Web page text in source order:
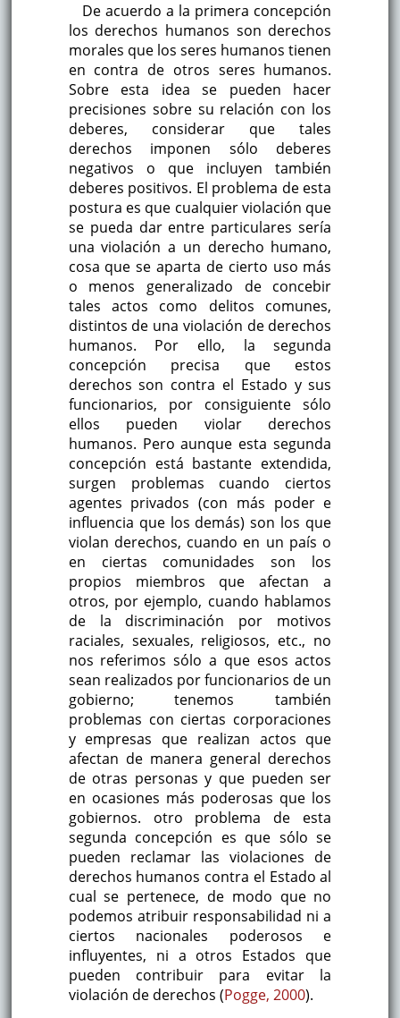
De acuerdo a la primera concepción
los derechos humanos son derechos
morales que los seres humanos tienen
en contra de otros seres humanos.
Sobre esta idea se pueden hacer
precisiones sobre su relación con los
deberes, considerar que tales
derechos imponen sólo deberes
negativos o que incluyen también
deberes positivos. El problema de esta
postura es que cualquier violación que
se pueda dar entre particulares sería
una violación a un derecho humano,
cosa que se aparta de cierto uso más
o menos generalizado de concebir
tales actos como delitos comunes,
distintos de una violación de derechos
humanos. Por ello, la segunda
concepción precisa que estos
derechos son contra el Estado y sus
funcionarios, por consiguiente sólo
ellos pueden violar derechos
humanos. Pero aunque esta segunda
concepción está bastante extendida,
surgen problemas cuando ciertos
agentes privados (con más poder e
influencia que los demás) son los que
violan derechos, cuando en un país o
en ciertas comunidades son los
propios miembros que afectan a
otros, por ejemplo, cuando hablamos
de la discriminación por motivos
raciales, sexuales, religiosos, etc., no
nos referimos sólo a que esos actos
sean realizados por funcionarios de un
gobierno; tenemos también
problemas con ciertas corporaciones
y empresas que realizan actos que
afectan de manera general derechos
de otras personas y que pueden ser
en ocasiones más poderosas que los
gobiernos. otro problema de esta
segunda concepción es que sólo se
pueden reclamar las violaciones de
derechos humanos contra el Estado al
cual se pertenece, de modo que no
podemos atribuir responsabilidad ni a
ciertos nacionales poderosos e
influyentes, ni a otros Estados que
pueden contribuir para evitar la
violación de derechos (Pogge, 2000).